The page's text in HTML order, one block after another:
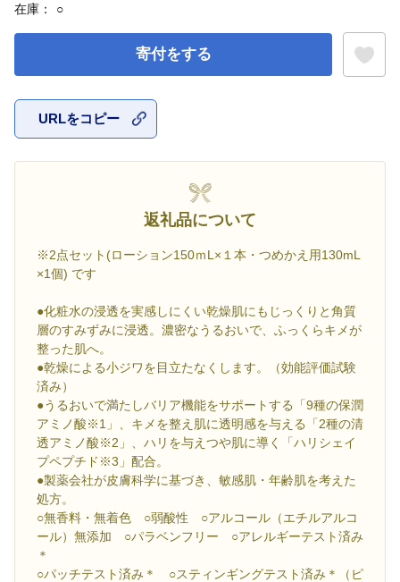
在庫： ○
寄付をする
URLをコピー
返礼品について
※2点セット(ローション150ｍL×１本・つめかえ用130mL
×1個) です
●化粧水の浸透を実感しにくい乾燥肌にもじっくりと角質
層のすみずみに浸透。濃密なうるおいで、ふっくらキメが
整った肌へ。
●乾燥による小ジワを目立たなくします。（効能評価試験
済み）
●うるおいで満たしバリア機能をサポートする「9種の保潤
アミノ酸※1」、キメを整え肌に透明感を与える「2種の清
透アミノ酸※2」、ハリを与えつや肌に導く「ハリシェイ
プペプチド※3」配合。
●製薬会社が皮膚科学に基づき、敏感肌・年齢肌を考えた
処方。
○無香料・無着色 ○弱酸性 ○アルコール（エチルアルコ
ール）無添加 ○パラベンフリー ○アレルギーテスト済み
＊
○パッチテスト済み＊ ○スティンギングテスト済み＊（ピ